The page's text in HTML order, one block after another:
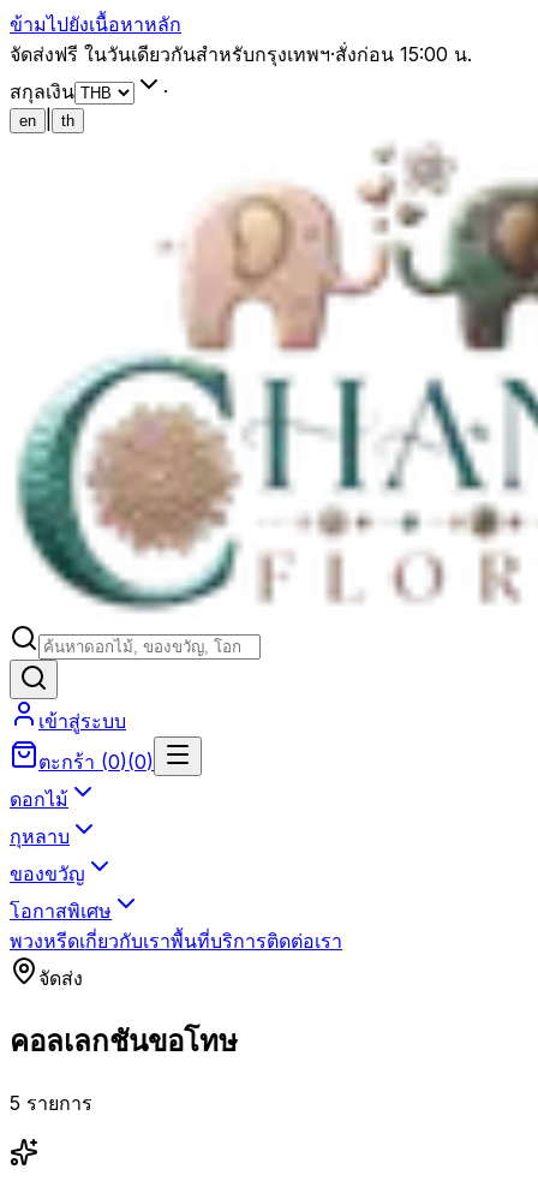
ข้ามไปยังเนื้อหาหลัก
จัดส่งฟรี ในวันเดียวกันสำหรับกรุงเทพฯ·สั่งก่อน 15:00 น.
สกุลเงิน
·
en th
เข้าสู่ระบบ
ตะกร้า (0)(0)
ดอกไม้
กุหลาบ
ของขวัญ
โอกาสพิเศษ
พวงหรีดเกี่ยวกับเราพื้นที่บริการติดต่อเรา
จัดส่ง
คอลเลกชันขอโทษ
5 รายการ